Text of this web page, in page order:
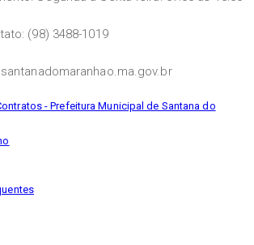
(98) 3488-1019
- Prefeitura Municipal de Santana do